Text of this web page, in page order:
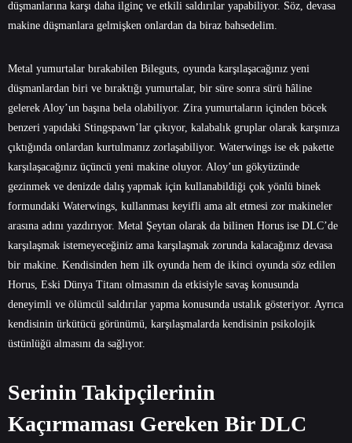
düşmanlarına karşı daha ilginç ve etkili saldırılar yapabiliyor. Söz, devasa
makine düşmanlara gelmişken onlardan da biraz bahsedelim.
Metal yumurtalar bırakabilen Bileguts, oyunda karşılaşacağınız yeni
düşmanlardan biri ve bıraktığı yumurtalar, bir süre sonra sürü hâline
gelerek Aloy’un başına bela olabiliyor. Zira yumurtaların içinden böcek
benzeri yapıdaki Stingspawn’lar çıkıyor, kalabalık gruplar olarak karşınıza
çıktığında onlardan kurtulmanız zorlaşabiliyor. Waterwings ise ek pakette
karşılaşacağınız üçüncü yeni makine oluyor. Aloy’un gökyüzünde
gezinmek ve denizde dalış yapmak için kullanabildiği çok yönlü binek
formundaki Waterwings, kullanması keyifli ama alt etmesi zor makineler
arasına adını yazdırıyor. Metal Şeytan olarak da bilinen Horus ise DLC’de
karşılaşmak istemeyeceğiniz ama karşılaşmak zorunda kalacağınız devasa
bir makine. Kendisinden hem ilk oyunda hem de ikinci oyunda söz edilen
Horus, Eski Dünya Titanı olmasının da etkisiyle savaş konusunda
deneyimli ve ölümcül saldırılar yapma konusunda ustalık gösteriyor. Ayrıca
kendisinin ürkütücü görünümü, karşılaşmalarda kendisinin psikolojik
üstünlüğü almasını da sağlıyor.
Serinin Takipçilerinin
Kaçırmaması Gereken Bir DLC